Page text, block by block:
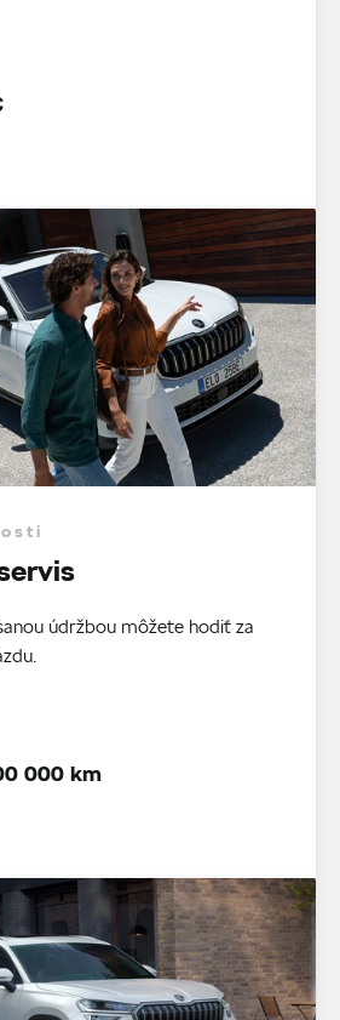
údržbou môžete hodiť za
000 km